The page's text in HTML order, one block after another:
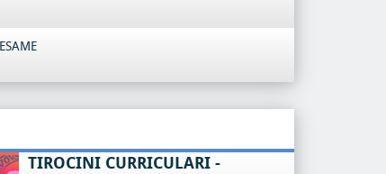
TIROCINI CURRICULARI -